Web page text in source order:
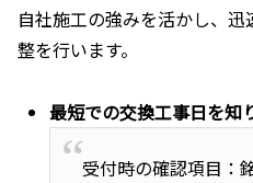
自社施工の強みを活かし、
整を行います。
最短での交換工事日を知
受付時の確認項目：